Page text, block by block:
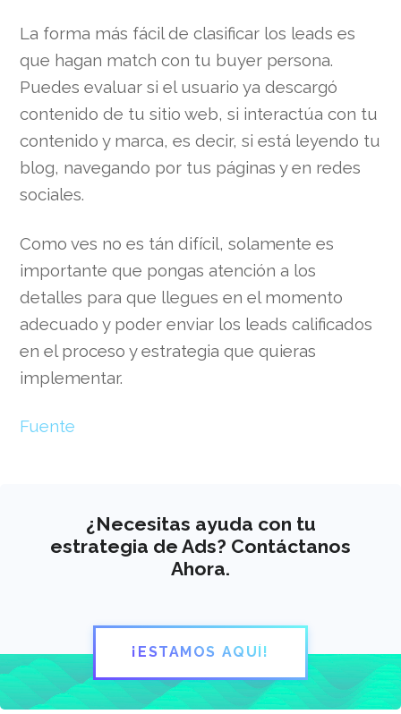
La forma más fácil de clasificar los leads es
que hagan match con tu buyer persona.
Puedes evaluar si el usuario ya descargó
contenido de tu sitio web, si interactúa con tu
contenido y marca, es decir, si está leyendo tu
blog, navegando por tus páginas y en redes
sociales.
Como ves no es tán difícil, solamente es
importante que pongas atención a los
detalles para que llegues en el momento
adecuado y poder enviar los leads calificados
en el proceso y estrategia que quieras
implementar.
Fuente
¿Necesitas ayuda con tu
estrategia de Ads? Contáctanos
Ahora.
¡ESTAMOS AQUÍ!